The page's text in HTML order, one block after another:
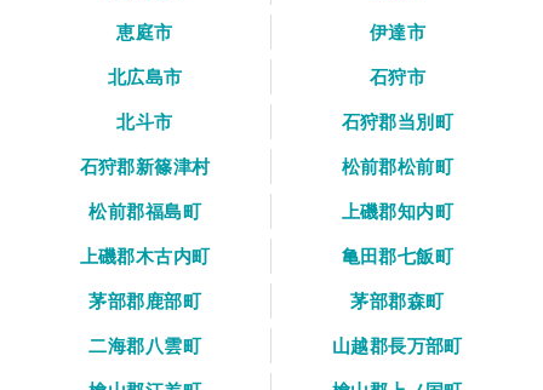
恵庭市
伊達市
北広島市
石狩市
北斗市
石狩郡当別町
石狩郡新篠津村
松前郡松前町
松前郡福島町
上磯郡知内町
上磯郡木古内町
亀田郡七飯町
茅部郡鹿部町
茅部郡森町
二海郡八雲町
山越郡長万部町